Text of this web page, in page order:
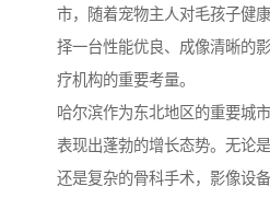
市，随着宠物主人对毛孩子健
择一台性能优良、成像清晰的
疗机构的重要考量。
哈尔滨作为东北地区的重要城
表现出蓬勃的增长态势。无论
还是复杂的骨科手术，影像设